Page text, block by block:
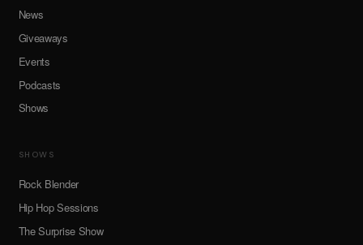
News
Giveaways
Events
Podcasts
Shows
SHOWS
Rock Blender
Hip Hop Sessions
The Surprise Show